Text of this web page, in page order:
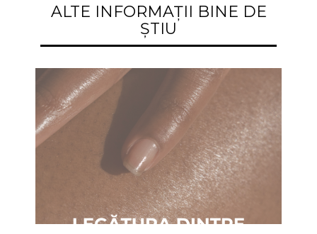
ALTE INFORMAȚII BINE DE
ȘTIU